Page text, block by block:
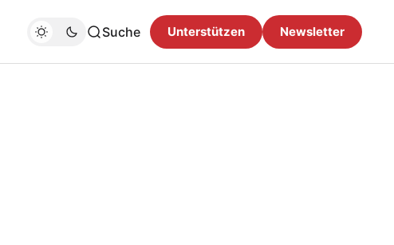
Suche Unterstützen Newsletter